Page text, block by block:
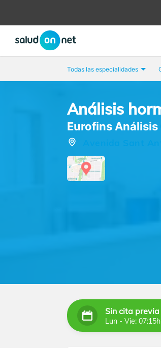
Todas las especialidades
Análisis
Eurofins
Avenida Sant
Sin cita previa
Lun - Vie: